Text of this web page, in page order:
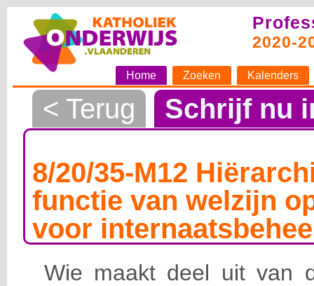
2020-
Home Zoeken Kalenders
< Terug Schrijf nu
8/20/35-M12
functie van welzijn
voor
Wie maakt deel uit van